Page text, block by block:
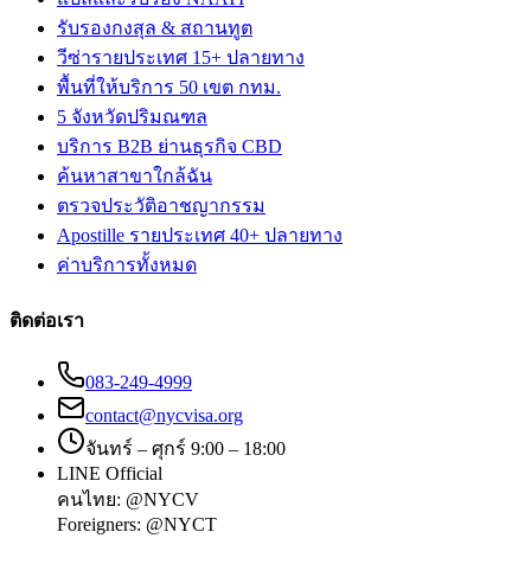
รับรองกงสุล & สถานทูต
วีซ่ารายประเทศ 15+ ปลายทาง
พื้นที่ให้บริการ 50 เขต กทม.
5 จังหวัดปริมณฑล
บริการ B2B ย่านธุรกิจ CBD
ค้นหาสาขาใกล้ฉัน
ตรวจประวัติอาชญากรรม
Apostille รายประเทศ 40+ ปลายทาง
ค่าบริการทั้งหมด
ติดต่อเรา
083-249-4999
contact@nycvisa.org
จันทร์ – ศุกร์ 9:00 – 18:00
LINE Official
คนไทย: @NYCV
Foreigners: @NYCT